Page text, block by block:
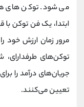
می شود. توکن های
ابتدا، یک فن توکن
مرور زمان ارزش
توکن‌های
جریان‌های درآمد را
تعیین می‌کنند.